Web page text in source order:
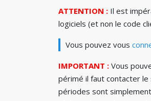
ATTENTION : Il est
logiciels (et non le code
Vous pouvez vous
IMPORTANT : Vous
périmé il faut contacter
périodes sont